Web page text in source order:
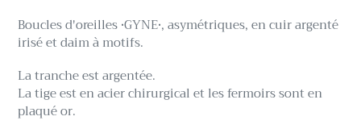
Boucles d'oreilles •GYNE•, asymétriques, en cuir argenté
irisé et daim à motifs.
La tranche est argentée.
La tige estenacier chirurgicalet les fermoirs sont en
plaqué or.